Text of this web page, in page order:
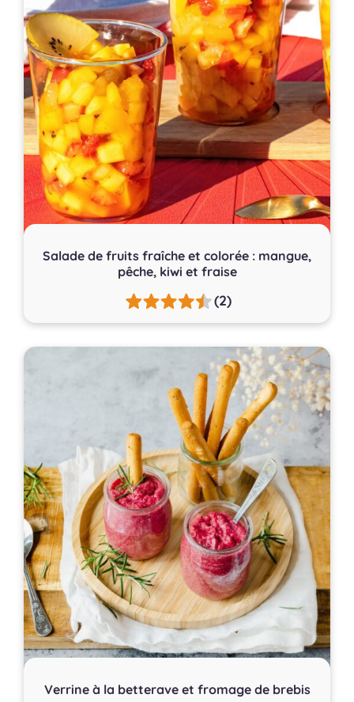
Salade de fruits fraîche et colorée : mangue,
pêche, kiwi et fraise
(2)
Verrine à la betterave et fromage de brebis